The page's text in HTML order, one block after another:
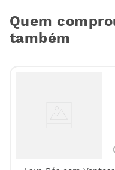
Quem
também